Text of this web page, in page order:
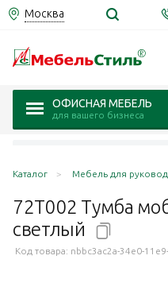
Москва
ОФИСНАЯ МЕБЕЛЬ
для вашего бизнеса
Каталог Мебель для
72T002 Тумба
светлый
Код товара: nbbc3ac2a-34e0-